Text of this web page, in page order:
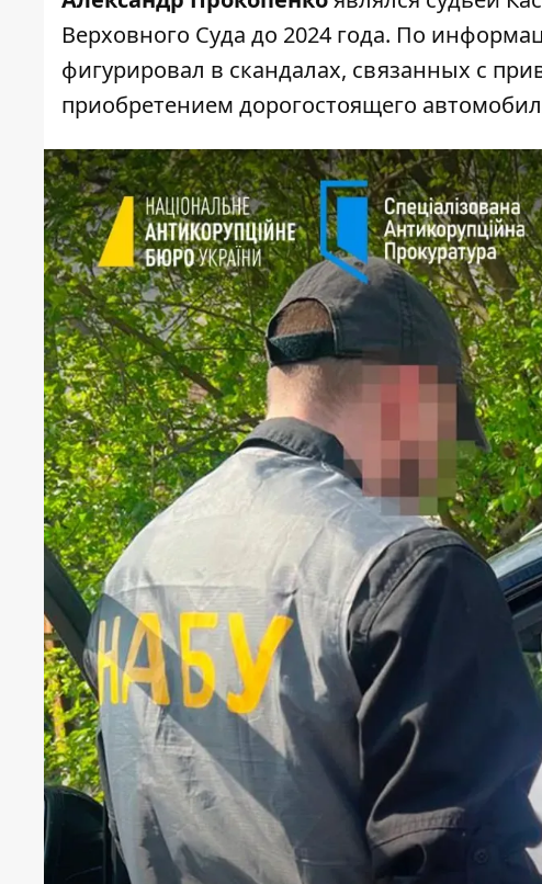
Верховного Суда до 2024 года. По
фигурировал в скандалах, связанных с
приобретением дорогостоящего